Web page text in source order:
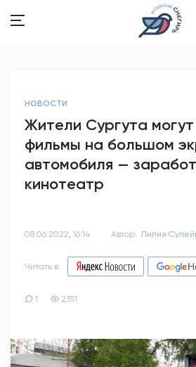
ПСИХОЛОГИЯ
СПОРТ
ВОПРОС-
АНТИТЕРРОР
НОВОСТИ
Жители Сургута
фильмы на большом
автомобиля —
кинотеатр
08.06.2022, 16:14 Автор: Лилия
Читать в
1 2351